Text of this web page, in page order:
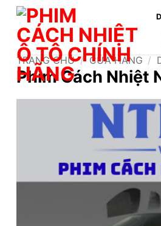
dung
TRANG CHỦ / CỬA HÀNG /
Phim Cách Nhiệt